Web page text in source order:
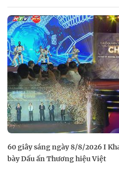
60 giây sáng ngày 8/8/2026 I
bày Dấu ấn Thương hiệu Việt